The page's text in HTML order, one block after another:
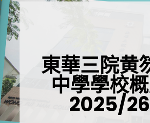
東華三院黄
中學學校
2025/26